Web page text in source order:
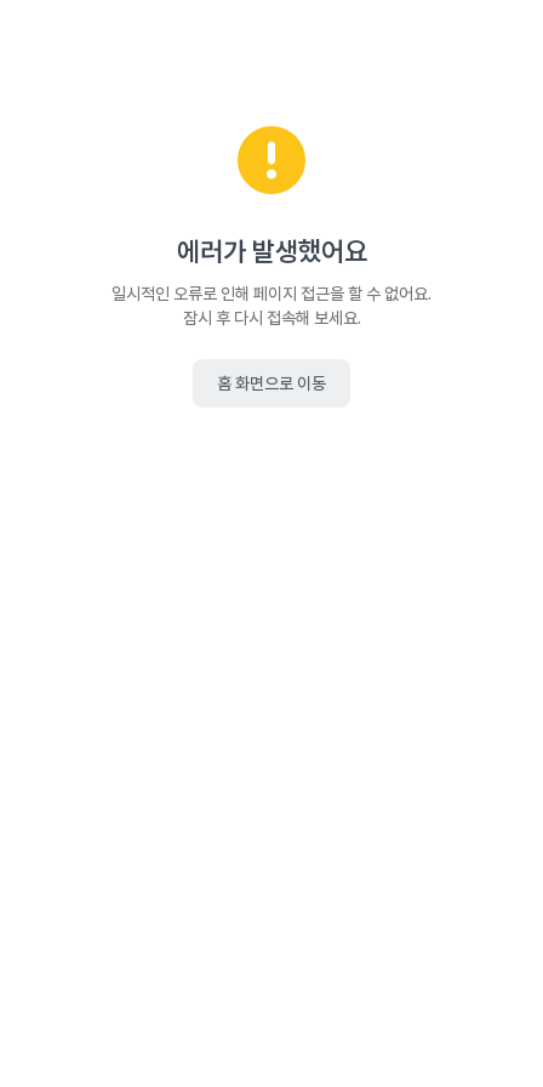
에러가 발생했어요
일시적인 오류로 인해 페이지 접근을 할 수 없어요.
잠시 후 다시 접속해 보세요.
홈 화면으로 이동